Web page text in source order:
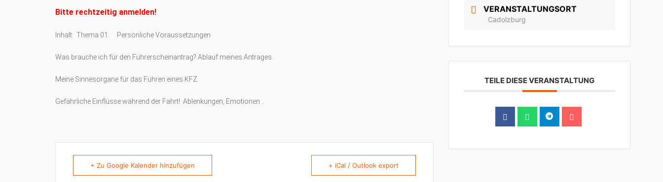
Bitte rechtzeitig anmelden!
Inhalt: Thema 01: Persönliche Voraussetzungen
Was brauche ich für den Führerscheinantrag? Ablauf meines Antrages.
Meine Sinnesorgane für das Führen eines KFZ.
Gefährliche Einflüsse während der Fahrt! Ablenkungen, Emotionen ..
+ Zu Google Kalender hinzufügen + iCal / Outlook export
VERANSTALTUNGSORT
Cadolzburg
TEILE DIESE VERANSTALTUNG